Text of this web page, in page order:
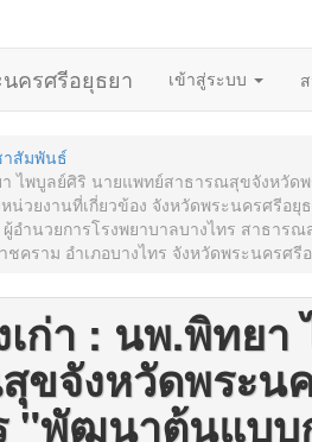
ครศรีอยุธยา เข้าสู่ระบบ
สัมพันธ์
า ไพบูลย์ศิริ นายแพทย์สาธารณสุขจังหวั
วยงานที่เกี่ยวข้อง จังหวัดพระนครศรีอ
อำนวยการโรงพยาบาลบางไทร สาธาร
คราม อำเภอบางไทร จังหวัดพระนครศรี
เก่า : นพ.พิทย
ขจังหวัดพระน
"พัฒนาต้นแบ